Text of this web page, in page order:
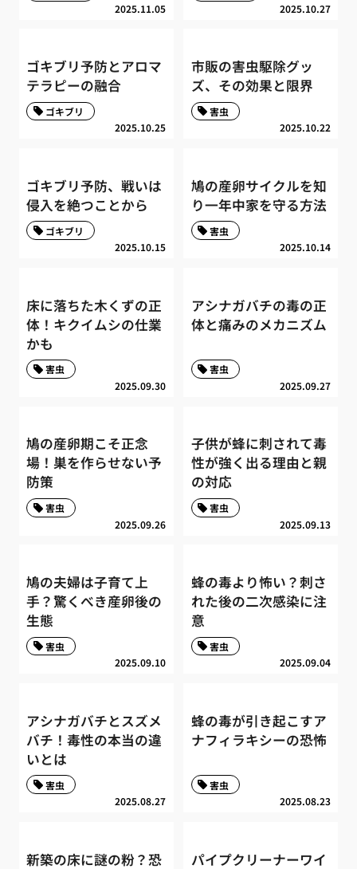
2025.11.05 2025.10.27
ゴキブリ予防とアロマ
テラピーの融合
2025.10.25
ゴキブリ
市販の害虫駆除グッ
ズ、その効果と限界
2025.10.22
害虫
ゴキブリ予防、戦いは
侵入を絶つことから
2025.10.15
ゴキブリ
鳩の産卵サイクルを知
り一年中家を守る方法
2025.10.14
害虫
床に落ちた木くずの正
体！キクイムシの仕業
かも
2025.09.30
害虫
アシナガバチの毒の正
体と痛みのメカニズム
2025.09.27
害虫
鳩の産卵期こそ正念
場！巣を作らせない予
防策
2025.09.26
害虫
子供が蜂に刺されて毒
性が強く出る理由と親
の対応
2025.09.13
害虫
鳩の夫婦は子育て上
手？驚くべき産卵後の
生態
2025.09.10
害虫
蜂の毒より怖い？刺さ
れた後の二次感染に注
意
2025.09.04
害虫
アシナガバチとスズメ
バチ！毒性の本当の違
いとは
2025.08.27
害虫
蜂の毒が引き起こすア
ナフィラキシーの恐怖
2025.08.23
害虫
新築の床に謎の粉？恐
パイプクリーナーワイ